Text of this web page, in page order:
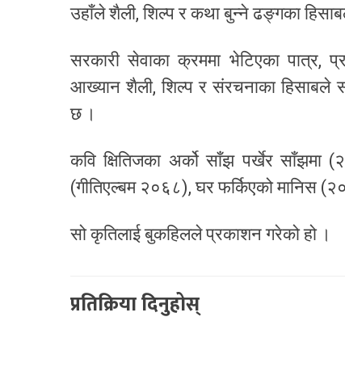
उहाँले शैली, शिल्प र कथा बुन्ने ढङ्गका
सरकारी सेवाका क्रममा भेटिएका पात्र,
आख्यान शैली, शिल्प र संरचनाका हिसाबले
छ ।
कवि क्षितिजका अर्को साँझ पर्खेर
(गीतिएल्बम २०६८), घर फर्किएको मानिस
सो कृतिलाई बुकहिलले प्रकाशन गरेको हो ।
प्रतिक्रिया दिनुहोस्